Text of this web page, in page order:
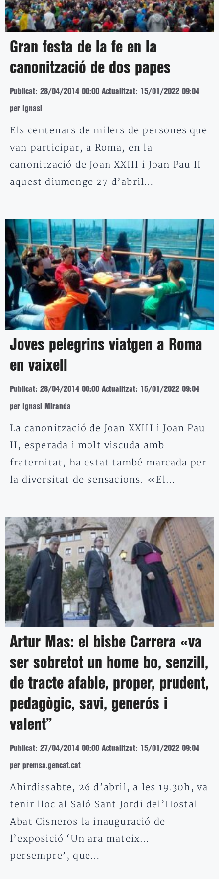
Gran festa de la fe en la
canonització de dos papes
Publicat: 28/04/2014 00:00 Actualitzat: 15/01/2022 09:04
per Ignasi
Els centenars de milers de persones que
van participar, a Roma, en la
canonització de Joan XXIII i Joan Pau II
aquest diumenge 27 d’abril…
Joves pelegrins viatgen a Roma
en vaixell
Publicat: 28/04/2014 00:00 Actualitzat: 15/01/2022 09:04
per Ignasi Miranda
La canonització de Joan XXIII i Joan Pau
II, esperada i molt viscuda amb
fraternitat, ha estat també marcada per
la diversitat de sensacions. «El…
Artur Mas: el bisbe Carrera «va
ser sobretot un home bo, senzill,
de tracte afable, proper, prudent,
pedagògic, savi, generós i
valent”
Publicat: 27/04/2014 00:00 Actualitzat: 15/01/2022 09:04
per premsa.gencat.cat
Ahirdissabte, 26 d’abril, a les 19.30h, va
tenir lloc al Saló Sant Jordi del’Hostal
Abat Cisneros la inauguració de
l’exposició ‘Un ara mateix…
persempre’, que…